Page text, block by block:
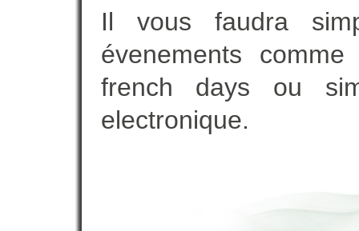
Il vous faudra
évenements
french days ou
electronique.